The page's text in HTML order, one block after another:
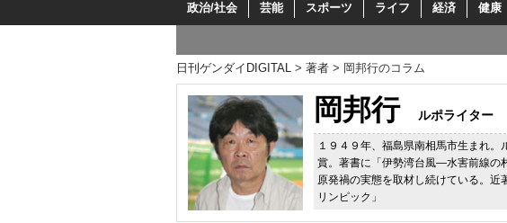
政治/社会 芸能 スポーツ ライフ 経済 健康
日刊ゲンダイDIGITAL 著者 岡邦行のコラム
岡邦行 ルポライター
１９４９年、福島県南相馬市生まれ
賞。著書に「伊勢湾台風―水害前線の
原発禍の実態を取材し続けている。近
リンピック」